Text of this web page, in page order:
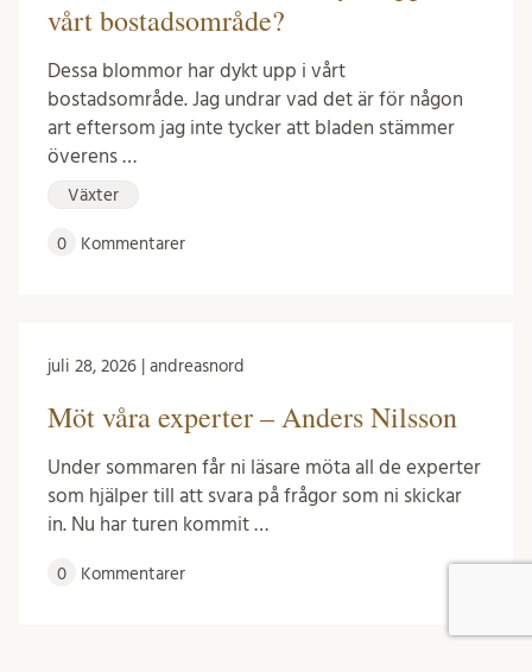
vårt bostadsområde?
Dessa blommor har dykt upp i vårt
bostadsområde. Jag undrar vad det är för någon
art eftersom jag inte tycker att bladen stämmer
överens …
Växter
0 Kommentarer
juli 28, 2026 | andreasnord
Möt våra experter – Anders Nilsson
Under sommaren får ni läsare möta all de experter
som hjälper till att svara på frågor som ni skickar
in. Nu har turen kommit …
0 Kommentarer